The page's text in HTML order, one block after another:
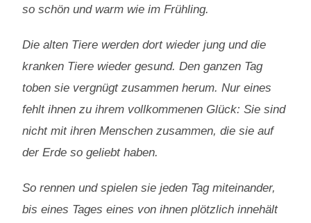
so schön und warm wie im Frühling.
Die alten Tiere werden dort wieder jung und die
kranken Tiere wieder gesund. Den ganzen Tag
toben sie vergnügt zusammen herum. Nur eines
fehlt ihnen zu ihrem vollkommenen Glück: Sie sind
nicht mit ihren Menschen zusammen, die sie auf
der Erde so geliebt haben.
So rennen und spielen sie jeden Tag miteinander,
bis eines Tages eines von ihnen plötzlich innehält